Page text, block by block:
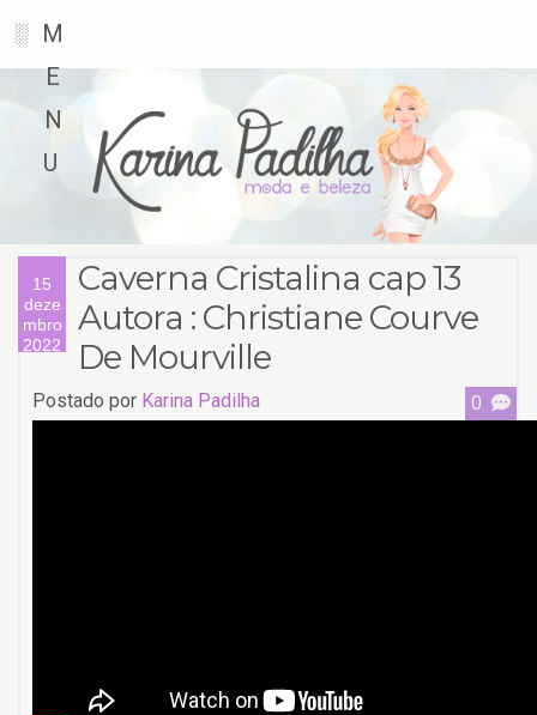
░
M
E
N
U
15
deze
mbro
2022
Caverna Cristalina cap 13
Autora : Christiane Courve
De Mourville
Postado por Karina Padilha 0